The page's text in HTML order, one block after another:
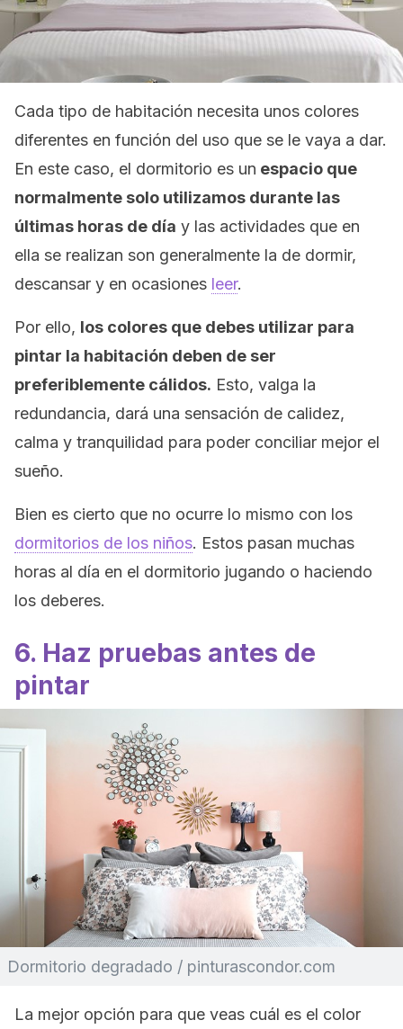
Cada tipo de habitación necesita unos colores
diferentes en función del uso que se le vaya a dar.
En este caso, el dormitorio es un espacio que
normalmente solo utilizamos durante las
últimas horas de día y las actividades que en
ella se realizan son generalmente la de dormir,
descansar y en ocasiones leer.
Por ello, los colores que debes utilizar para
pintar la habitación deben de ser
preferiblemente cálidos. Esto, valga la
redundancia, dará una sensación de calidez,
calma y tranquilidad para poder conciliar mejor el
sueño.
Bien es cierto que no ocurre lo mismo con los
dormitorios de los niños. Estos pasan muchas
horas al día en el dormitorio jugando o haciendo
los deberes.
6. Haz pruebas antes de
pintar
Dormitorio degradado / pinturascondor.com
La mejor opción para que veas cuál es el color